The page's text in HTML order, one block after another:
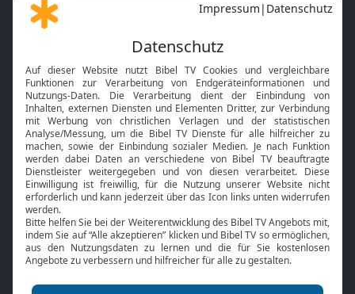
Gott und Bibel erklärt
Neuigkeiten
Mobile App
Smart TV
HbbTV
Bibelthek Online-Bibel
Nächster Gottesdienst
Bibel TV
Über uns
Jobs
Mediadaten
Service
Kontakt
TV-Empfang